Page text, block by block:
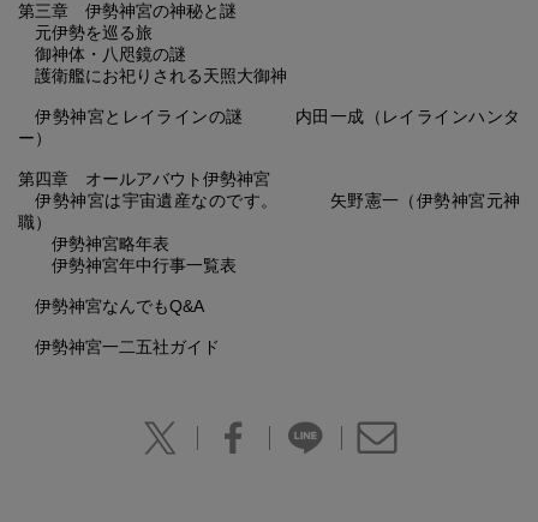
第三章 伊勢神宮の神秘と謎
元伊勢を巡る旅
御神体・八咫鏡の謎
護衛艦にお祀りされる天照大御神
伊勢神宮とレイラインの謎 内田一成（レイラインハンタ
ー）
第四章 オールアバウト伊勢神宮
伊勢神宮は宇宙遺産なのです。 矢野憲一（伊勢神宮元神
職）
伊勢神宮略年表
伊勢神宮年中行事一覧表
伊勢神宮なんでもQ&A
伊勢神宮一二五社ガイド